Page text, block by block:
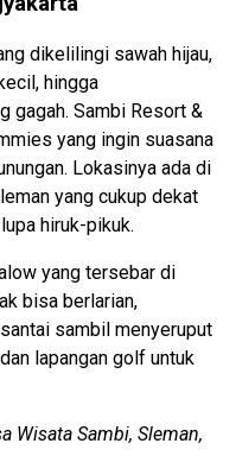
dikelilingi sawah hijau,
hingga
gagah. Sambi Resort &
yang ingin suasana
Lokasinya ada di
yang cukup dekat
hiruk-pikuk.
yang tersebar di
bisa berlarian,
sambil menyeruput
lapangan golf untuk
Wisata Sambi, Sleman,